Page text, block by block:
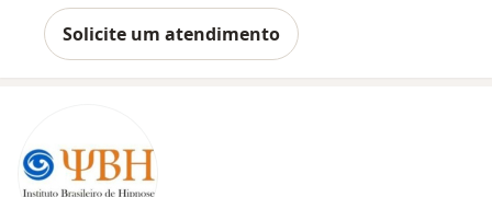
Solicite um atendimento